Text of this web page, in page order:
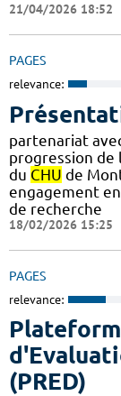
21/04/2026 18:52
PAGES
relevance:
partenariat
progression de
du CHU de
engagement
de recherche
18/02/2026 15:25
PAGES
relevance:
(PRED)